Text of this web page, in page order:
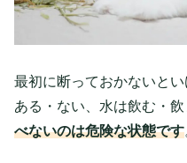
最初に断っておかないと
ある・ない、水は飲む・飲
べないのは危険な状態です